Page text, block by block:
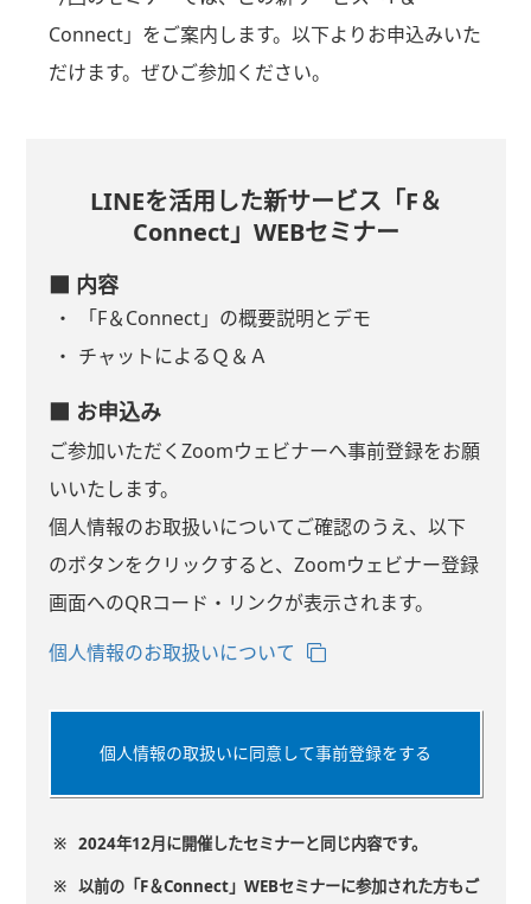
Connect」をご案内します。以下よりお申込みいた
だけます。ぜひご参加ください。
LINEを活用した新サービス「F＆
Connect」WEBセミナー
■ 内容
「F＆Connect」の概要説明とデモ
チャットによるＱ＆Ａ
■ お申込み
ご参加いただくZoomウェビナーへ事前登録をお願
いいたします。
個人情報のお取扱いについてご確認のうえ、以下
のボタンをクリックすると、Zoomウェビナー登録
画面へのQRコード・リンクが表示されます。
個人情報のお取扱いについて
個人情報の取扱いに同意して事前登録をする
※ 2024年12月に開催したセミナーと同じ内容です。
※ 以前の「F＆Connect」WEBセミナーに参加された方もご